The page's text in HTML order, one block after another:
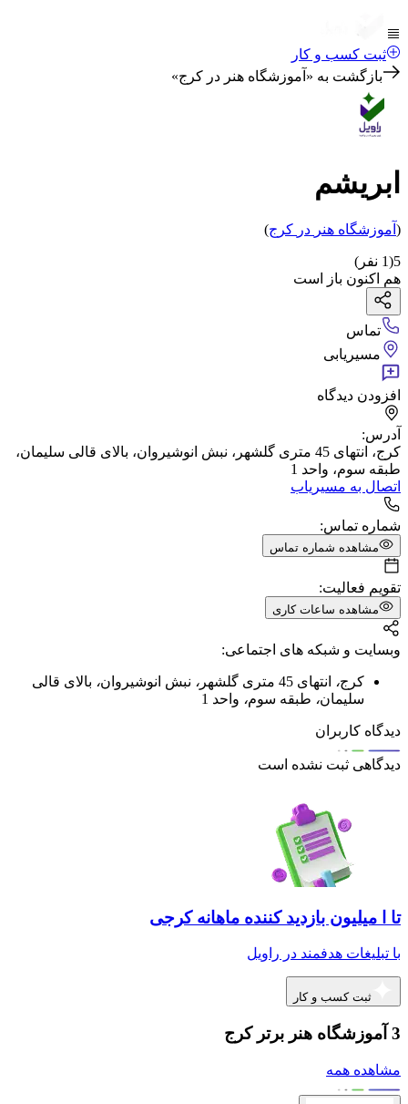
ثبت کسب و کار
بازگشت به « آموزشگاه هنر در کرج»
ابریشم
( آموزشگاه هنر در کرج)
5
(
1 نفر)
هم اکنون باز است
تماس
مسیریابی
افزودن دیدگاه
آدرس:
کرج، انتهای 45 متری گلشهر، نبش انوشیروان، بالای قالی سلیمان،
طبقه سوم، واحد 1
اتصال به مسیریاب
شماره تماس:
مشاهده شماره تماس
تقویم فعالیت:
مشاهده ساعات کاری
وبسایت و شبکه های اجتماعی:
کرج، انتهای 45 متری گلشهر ، نبش انوشیروان، بالای قالی
سلیمان، طبقه سوم، واحد 1
دیدگاه کاربران
دیدگاهی ثبت نشده است
تا ا میلیون بازدید کننده ماهانه کرجی
با تبلیغات هدفمند در راویل
ثبت کسب و کار
3 آموزشگاه هنر برتر کرج
مشاهده همه